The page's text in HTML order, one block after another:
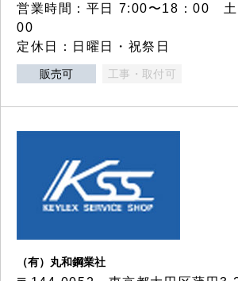
営業時間：平日 7:00〜18：00 土
00
定休日：日曜日・祝祭日
販売可 工事・取付可
（有）丸和鋼業社